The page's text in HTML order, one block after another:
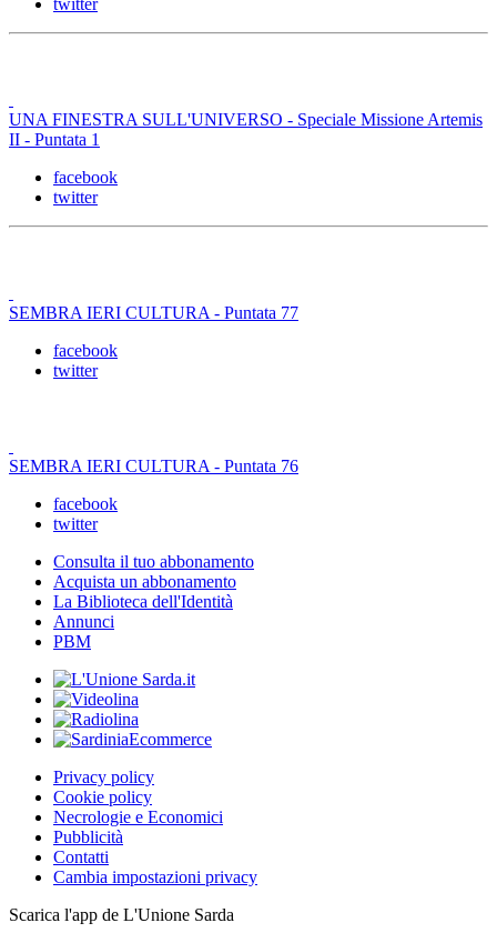
twitter
UNA FINESTRA SULL'UNIVERSO - Speciale Missione Artemis
II - Puntata 1
facebook
twitter
SEMBRA IERI CULTURA - Puntata 77
facebook
twitter
SEMBRA IERI CULTURA - Puntata 76
facebook
twitter
Consulta il tuo abbonamento
Acquista un abbonamento
La Biblioteca dell'Identità
Annunci
PBM
Privacy policy
Cookie policy
Necrologie e Economici
Pubblicità
Contatti
Cambia impostazioni privacy
Scarica l'app de L'Unione Sarda